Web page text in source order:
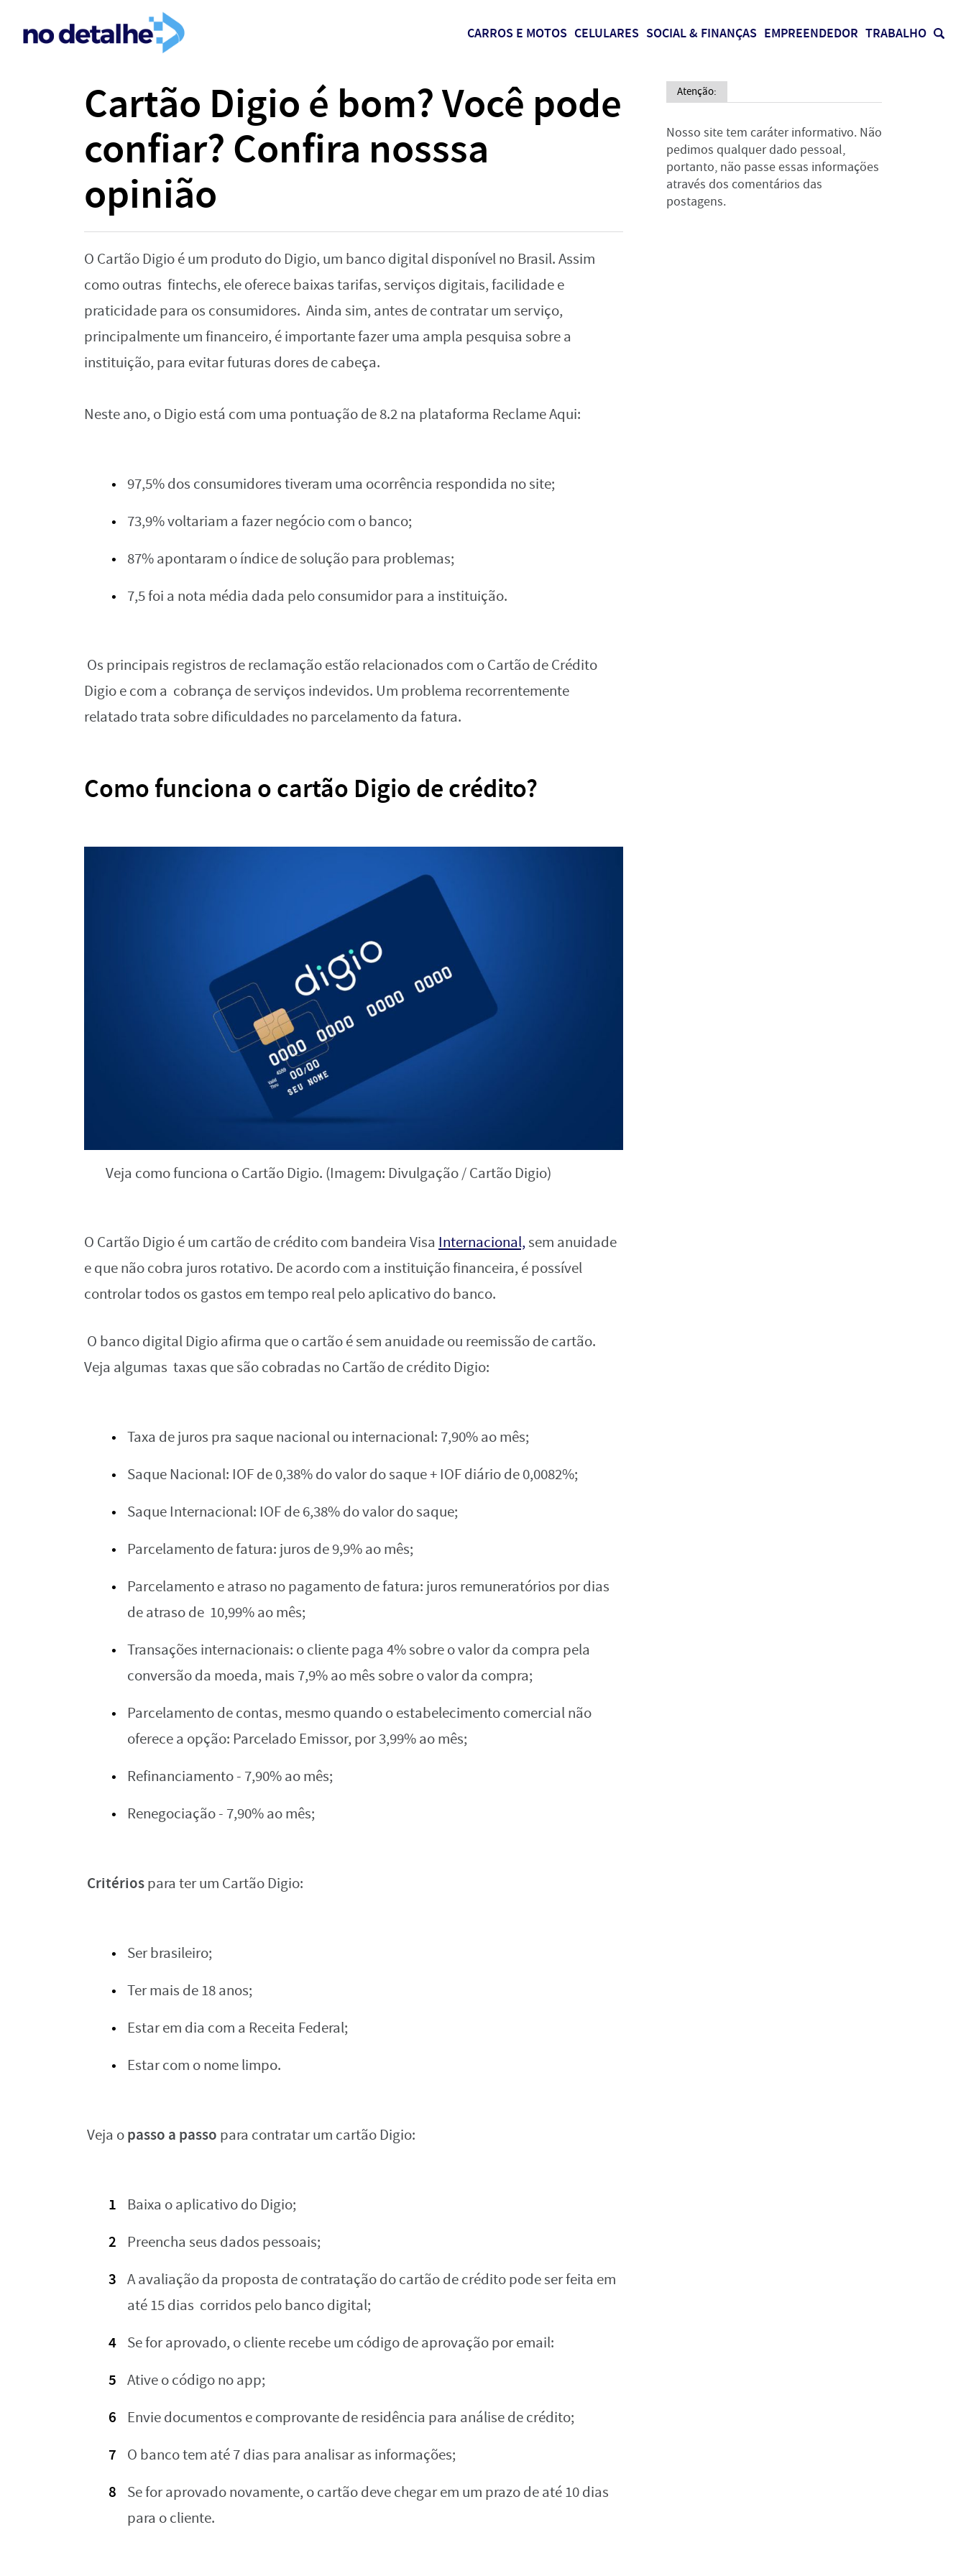
CARROS E MOTOS CELULARES SOCIAL & FINANÇAS EMPREENDEDOR TRABALHO
Cartão‌ ‌Digio‌ ‌é‌ ‌bom?‌ ‌Você‌ ‌pode‌
‌confiar?‌ ‌Confira‌ ‌nosssa‌
‌opinião‌
O‌ ‌Cartão Digio ‌é‌ ‌um‌ ‌produto‌ ‌do‌ ‌Digio,‌ ‌um‌ ‌banco‌ ‌digital‌ ‌disponível‌ ‌no‌ ‌Brasil.‌ ‌Assim‌
‌como‌ ‌outras‌ fintechs,‌ ‌ele‌ ‌oferece‌ ‌baixas‌ ‌tarifas,‌ ‌serviços‌ ‌digitais,‌ ‌facilidade‌ ‌e‌
‌praticidade‌ ‌para‌ ‌os‌ ‌consumidores.‌ ‌ Ainda‌ ‌sim,‌ ‌antes‌ ‌de‌ ‌contratar‌ ‌um‌ ‌serviço,‌
‌principalmente‌ ‌um‌ ‌financeiro,‌ ‌é‌ ‌importante‌ ‌fazer‌ ‌uma‌ ampla‌ ‌pesquisa‌ ‌sobre‌ ‌a‌
‌instituição,‌ ‌para‌ ‌evitar‌ ‌futuras‌ ‌dores‌ ‌de‌ ‌cabeça.‌ ‌
Neste‌ ‌ano,‌ ‌o‌ ‌Digio‌ ‌está ‌com‌ ‌uma‌ ‌pontuação‌ ‌de‌ ‌8.2‌ ‌na‌ ‌plataforma‌ ‌Reclame‌ ‌Aqui:‌ ‌
97,5%‌ ‌dos‌ ‌consumidores‌ ‌tiveram‌ ‌uma‌ ‌ocorrência‌ ‌respondida‌ ‌no‌ ‌site;‌
73,9%‌ ‌voltariam‌ ‌a‌ ‌fazer‌ ‌negócio‌ ‌com‌ ‌o‌ ‌banco;‌
87%‌ ‌apontaram‌ ‌o‌ ‌índice‌ ‌de‌ ‌solução‌ ‌para‌ ‌problemas;‌
7,5‌ ‌foi‌ ‌a‌ ‌nota‌ ‌média‌ ‌dada‌ ‌pelo‌ ‌consumidor‌ ‌para‌ ‌a‌ ‌instituição.‌ ‌ ‌
Os‌ ‌principais‌ ‌registros‌ ‌de‌ ‌reclamação‌ ‌estão‌ ‌relacionados‌ ‌com‌ ‌o‌ ‌Cartão‌ ‌de‌ ‌Crédito‌
‌Digio‌ ‌e‌ ‌com‌ ‌a‌ cobrança‌ ‌de‌ ‌serviços‌ ‌indevidos.‌ ‌Um‌ ‌problema‌ ‌recorrentemente‌
‌relatado‌ ‌trata‌ ‌sobre‌ ‌dificuldades‌ ‌no‌ parcelamento‌ ‌da‌ ‌fatura.‌ ‌ ‌
Como‌ ‌funciona‌ ‌o‌ ‌cartão‌ ‌Digio‌ ‌de‌ ‌crédito?‌ ‌ ‌
Veja como funciona o Cartão Digio. (Imagem: Divulgação / Cartão Digio)
‌O‌ ‌Cartão‌ ‌Digio‌ ‌é‌ ‌um‌ ‌cartão‌ ‌de‌ ‌crédito‌ ‌com‌ ‌bandeira‌ ‌Visa‌ ‌ Internacional,‌‌sem‌ ‌anuidade‌
‌e‌ ‌que‌ ‌não‌ cobra‌ ‌juros‌ ‌rotativo.‌ ‌De‌ ‌acordo‌ ‌com‌ ‌a‌ ‌instituição‌ ‌financeira,‌ ‌é‌ ‌possível‌
‌controlar‌ ‌todos‌ ‌os‌ ‌gastos‌ ‌em‌ tempo‌ ‌real‌ ‌pelo‌ ‌aplicativo‌ ‌do‌ ‌banco.‌ ‌ ‌
O‌ ‌banco‌ ‌digital‌ ‌Digio‌ ‌afirma‌ ‌que‌ ‌o‌ ‌cartão‌ é sem anuidade‌ ‌ou‌ ‌reemissão‌ ‌de‌ ‌cartão.‌
‌Veja‌ ‌algumas‌ taxas‌ ‌que‌ ‌são‌ ‌cobradas‌ ‌no‌ ‌Cartão‌ de crédito ‌Digio:‌
Taxa‌ ‌de‌ ‌juros‌ ‌pra‌ ‌saque‌ ‌nacional‌ ‌ou‌ ‌internacional:‌ ‌7,90%‌ ‌ao‌ ‌mês;‌
Saque‌ ‌Nacional:‌ ‌IOF‌ ‌de‌ ‌0,38%‌ ‌do‌ ‌valor‌ ‌do‌ ‌saque‌ ‌+‌ ‌IOF‌ ‌diário‌ ‌de‌ ‌0,0082%;
Saque‌ ‌Internacional:‌ ‌IOF‌ ‌de‌ ‌6,38%‌ ‌do‌ ‌valor‌ ‌do‌ ‌saque;‌
Parcelamento‌ ‌de‌ ‌fatura:‌ ‌juros‌ ‌de‌ ‌9,9%‌ ‌ao‌ ‌mês;‌
Parcelamento‌ ‌e‌ ‌atraso‌ ‌no‌ ‌pagamento‌ ‌de‌ ‌fatura:‌ ‌juros‌ ‌remuneratórios‌ ‌por‌ ‌dias‌
‌de‌ ‌atraso‌ ‌de‌ 10,99%‌ ‌ao‌ ‌mês;‌
Transações‌ ‌internacionais:‌ ‌o‌ ‌cliente‌ ‌paga‌ ‌4%‌ ‌sobre‌ ‌o‌ ‌valor‌ ‌da‌ ‌compra‌ ‌pela‌
‌conversão‌ ‌da‌ moeda,‌ ‌mais‌ ‌7,9%‌ ‌ao‌ ‌mês‌ ‌sobre‌ ‌o‌ ‌valor‌ ‌da‌ ‌compra;‌
Parcelamento‌ ‌de‌ ‌contas,‌ ‌mesmo‌ ‌quando‌ ‌o‌ ‌estabelecimento‌ ‌comercial‌ ‌não‌
‌oferece‌ ‌a‌ ‌opção: Parcelado‌ ‌Emissor,‌ ‌por‌ ‌3,99%‌ ‌ao‌ ‌mês;‌
Refinanciamento‌ ‌-‌ ‌7,90%‌ ‌ao‌ ‌mês;‌
Renegociação‌ ‌-‌ ‌7,90%‌ ‌ao‌ ‌mês;‌ ‌
Critérios‌‌para‌ ‌ter‌ ‌um‌ ‌Cartão‌ ‌Digio:‌
Ser‌ ‌brasileiro;‌
Ter‌ ‌mais‌ ‌de‌ ‌18‌ ‌anos;‌
Estar‌ ‌em‌ ‌dia‌ ‌com‌ ‌a‌ ‌Receita‌ ‌Federal;‌
Estar‌ ‌com‌ ‌o‌ ‌nome‌ ‌limpo.‌ ‌ ‌
Veja‌ ‌o‌‌passo‌ ‌a‌ ‌passo‌ ‌para‌ ‌contratar‌ ‌um‌ ‌cartão‌ ‌Digio:‌ ‌
Baixa‌ ‌o‌ ‌aplicativo‌ ‌do‌ ‌Digio;‌
Preencha‌ ‌seus‌ ‌dados‌ ‌pessoais;‌
A‌ ‌avaliação‌ ‌da‌ ‌proposta‌ ‌de‌ ‌contratação‌ ‌do‌ ‌cartão‌ ‌de‌ ‌crédito‌ ‌pode‌ ‌ser‌ ‌feita‌ ‌em‌
‌até‌ ‌15‌ ‌dias‌ corridos‌ ‌pelo‌ ‌banco‌ ‌digital;‌
Se‌ ‌for‌ ‌aprovado,‌ ‌o‌ ‌cliente‌ ‌recebe‌ ‌um‌ ‌código‌ ‌de‌ ‌aprovação‌ ‌por‌ ‌email:‌
Ative‌ ‌o‌ ‌código‌ ‌no‌ ‌app;‌ ‌
Envie‌ ‌documentos‌ ‌e‌ ‌comprovante‌ ‌de‌ ‌residência‌ ‌para‌ ‌análise‌ ‌de‌ ‌crédito;‌
O‌ ‌banco‌ ‌tem‌ ‌até‌ ‌7‌ ‌dias‌ ‌para‌ ‌analisar‌ ‌as‌ ‌informações;‌
Se‌ ‌for‌ ‌aprovado‌ ‌novamente,‌ ‌o‌ ‌cartão‌ ‌deve‌ ‌chegar‌ ‌em‌ ‌um‌ ‌prazo‌ ‌de‌ ‌até‌ ‌10‌ ‌dias‌
‌para‌ ‌o‌ cliente.‌ ‌ ‌
Atenção:
Nosso site tem caráter informativo. Não
pedimos qualquer dado pessoal,
portanto, não passe essas informações
através dos comentários das
postagens.